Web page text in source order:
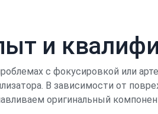
и
с фокусировкой или
В зависимости от
оригинальный